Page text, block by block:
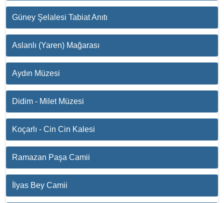
Güney Şelalesi Tabiat Anıtı
Aslanlı (Yaren) Mağarası
Aydın Müzesi
Didim - Milet Müzesi
Koçarlı - Cin Cin Kalesi
Ramazan Paşa Camii
İlyas Bey Camii